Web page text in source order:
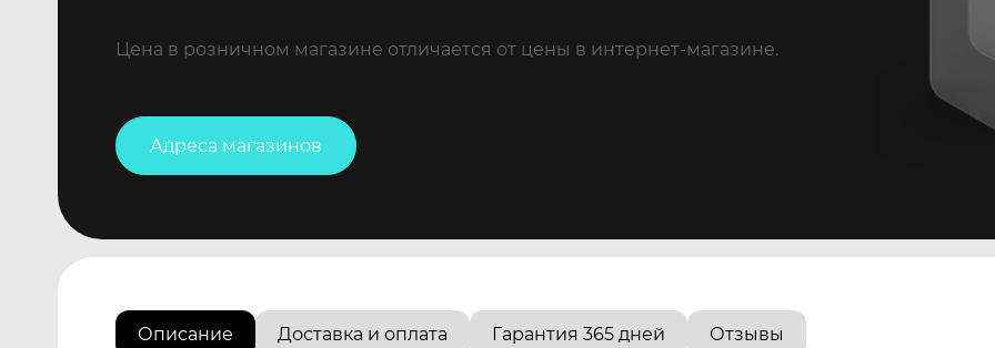
Цена в розничном магазине отличается от цены в интернет-магазине.
Адреса магазинов
Описание Доставка и оплата Гарантия 365 дней Отзывы